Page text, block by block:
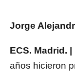
Jorge
ECS. Madrid. |
años hicieron